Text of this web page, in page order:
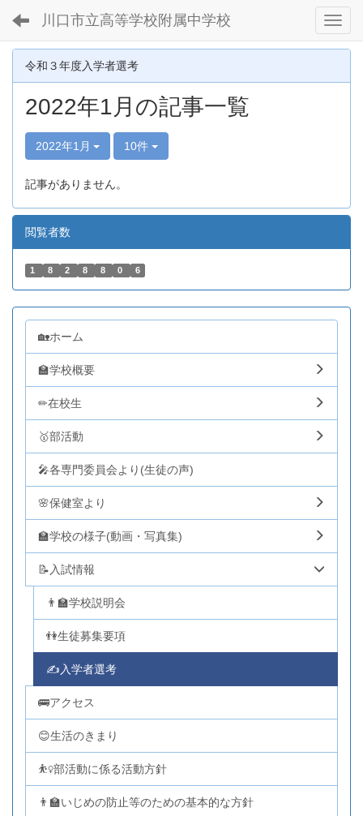
川口市立高等学校附属中学校
令和３年度入学者選考
2022年1月の記事一覧
2022年1月 10件
記事がありません。
閲覧者数
1 8 2 8 8 0 6
🏡ホーム
🏫学校概要
✏在校生
🥇部活動
🎤各専門委員会より(生徒の声)
🌸保健室より
🏫学校の様子(動画・写真集)
📝入試情報
👨‍🏫学校説明会
👫生徒募集要項
✍入学者選考
🚌アクセス
😊生活のきまり
⛹️‍♀️部活動に係る活動方針
👨‍🏫いじめの防止等のための基本的な方針